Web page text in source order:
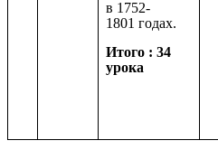
в 1752-
1801 годах.
Итого : 34
урока